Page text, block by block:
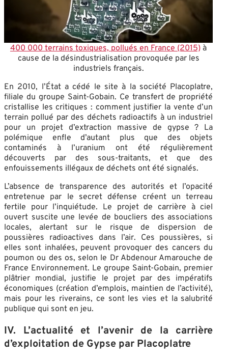
400 000 terrains toxiques, pollués en France (2015) à
cause de la désindustrialisation provoquée par les
industriels français.
En 2010, l’État a cédé le site à la société Placoplatre,
filiale du groupe Saint-Gobain. Ce transfert de propriété
cristallise les critiques : comment justifier la vente d’un
terrain pollué par des déchets radioactifs à un industriel
pour un projet d’extraction massive de gypse ? La
polémique enfle d’autant plus que des objets
contaminés à l’uranium ont été régulièrement
découverts par des sous-traitants, et que des
enfouissements illégaux de déchets ont été signalés.
L’absence de transparence des autorités et l’opacité
entretenue par le secret défense créent un terreau
fertile pour l’inquiétude. Le projet de carrière à ciel
ouvert suscite une levée de boucliers des associations
locales, alertant sur le risque de dispersion de
poussières radioactives dans l’air. Ces poussières, si
elles sont inhalées, peuvent provoquer des cancers du
poumon ou des os, selon le Dr Abdenour Amarouche de
France Environnement. Le groupe Saint-Gobain, premier
plâtrier mondial, justifie le projet par des impératifs
économiques (création d’emplois, maintien de l’activité),
mais pour les riverains, ce sont les vies et la salubrité
publique qui sont en jeu.
IV. L’actualité et l’avenir de la carrière
d’exploitation de Gypse par Placoplatre